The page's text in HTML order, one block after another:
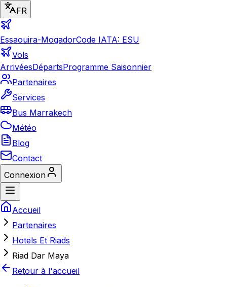
FR
Essaouira-MogadorCode IATA: ESU
Vols
ArrivéesDépartsProgramme Saisonnier
Partenaires
Services
Bus Marrakech
Météo
Blog
Contact
Connexion
Accueil
Partenaires
Hotels Et Riads
Riad Dar Maya
Retour à l'accueil